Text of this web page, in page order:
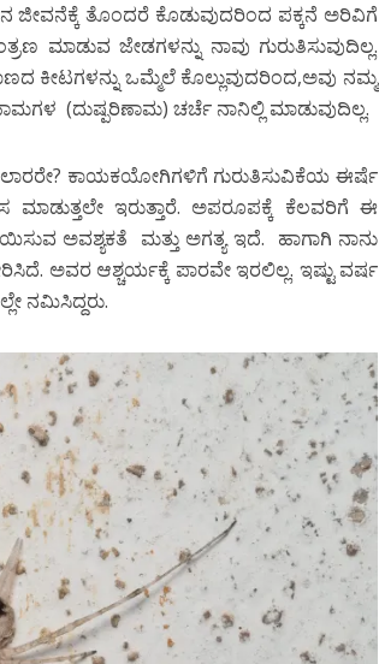
ಜೀವನೆಕ್ಕೆ ತೊಂದರೆ ಕೊಡುವುದರಿಂದ ಪಕ್ಕನೆ ಅರಿವಿಗೆ
ಜೇಡಗಳನ್ನು ನಾವು ಗುರುತಿಸುವುದಿಲ್ಲ.
ಕೀಟಗಳನ್ನು ಒಮ್ಮೆಲೆ ಕೊಲ್ಲುವುದರಿಂದ,ಅವು ನಮ್ಮ
(ದುಷ್ಪರಿಣಾಮ) ಚರ್ಚೆ ನಾನಿಲ್ಲಿ ಮಾಡುವುದಿಲ್ಲ.
ಕಾಯಕಯೋಗಿಗಳಿಗೆ ಗುರುತಿಸುವಿಕೆಯ ಈರ್ಷೆ
ಇರುತ್ತಾರೆ. ಅಪರೂಪಕ್ಕೆ ಕೆಲವರಿಗೆ ಈ
ಅವಶ್ಯಕತೆ ಮತ್ತು ಅಗತ್ಯ ಇದೆ. ಹಾಗಾಗಿ ನಾನು
ಅವರ ಆಶ್ಚರ್ಯಕ್ಕೆ ಪಾರವೇ ಇರಲಿಲ್ಲ. ಇಷ್ಟು ವರ್ಷ
ನಮಿಸಿದ್ದರು.